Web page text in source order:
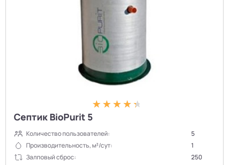
Септик BioPurit 5
Количество пользователей:
5
Производительность, м³/сут:
1
Залповый сброс:
250